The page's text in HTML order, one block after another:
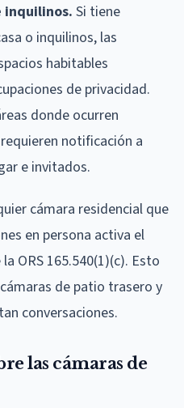
inquilinos. Si tiene
o inquilinos, las
habitables
de privacidad.
donde ocurren
notificación a
e invitados.
cámara residencial que
en persona activa el
ORS 165.540(1)(c). Esto
de patio trasero y
conversaciones.
las cámaras de